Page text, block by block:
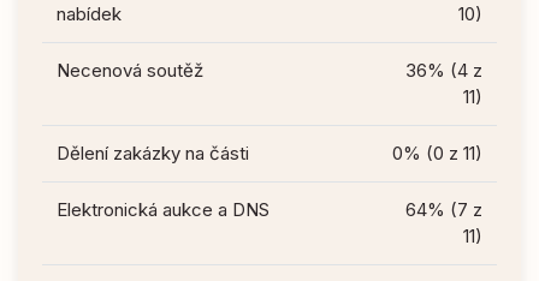
nabídek
10)
Necenová soutěž
36% (4 z
11)
Dělení zakázky na části 0% (0 z 11)
Elektronická aukce a DNS
64% (7 z
11)